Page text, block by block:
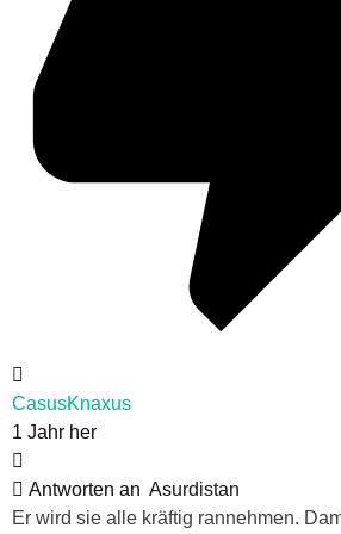
CasusKnaxus
1 Jahr her
Antworten an Asurdistan
Er wird sie alle kräftig rannehmen.